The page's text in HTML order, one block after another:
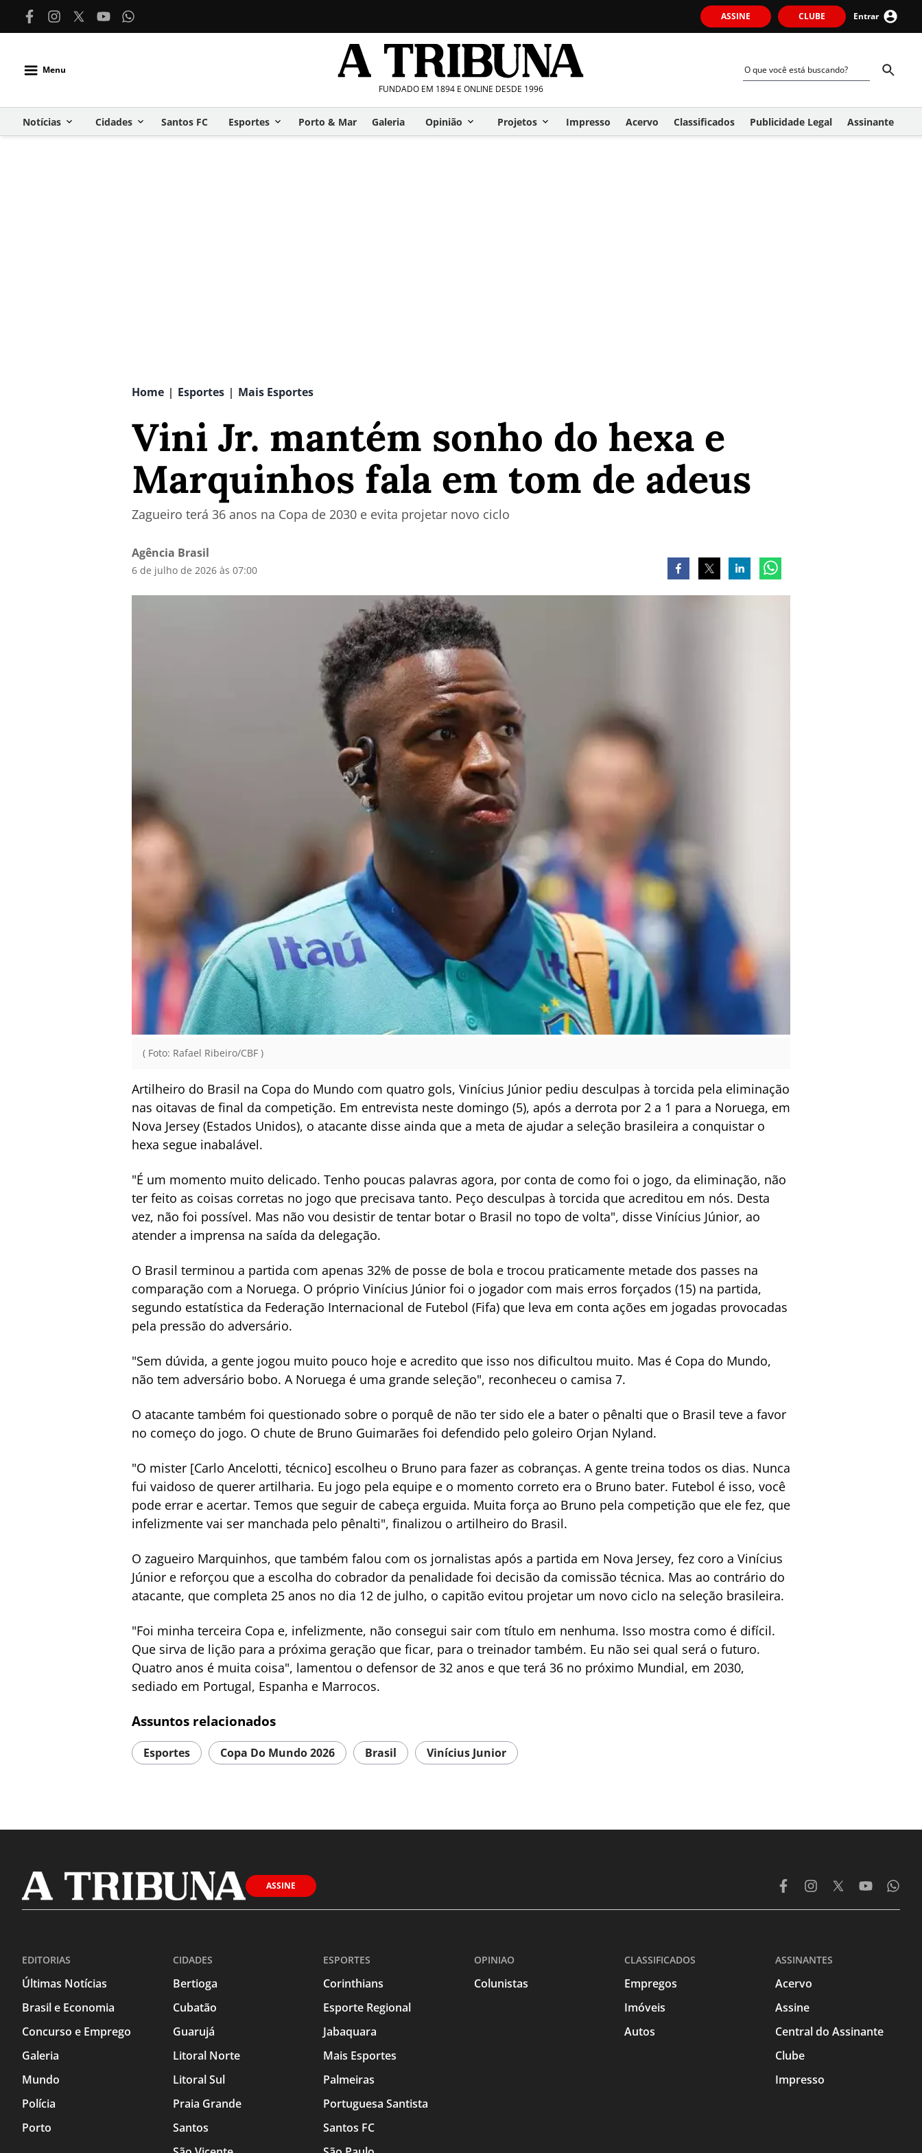
ASSINE CLUBE Entrar
Menu
FUNDADO EM 1894 E ONLINE DESDE 1996
Notícias Cidades Santos FC Esportes Porto & Mar Galeria Opinião Projetos Impresso Acervo Classificados Publicidade Legal Assinante
Home | Esportes | Mais Esportes
Vini Jr. mantém sonho do hexa e
Marquinhos fala em tom de adeus
Zagueiro terá 36 anos na Copa de 2030 e evita projetar novo ciclo
Agência Brasil
6 de julho de 2026 às 07:00
( Foto: Rafael Ribeiro/CBF )
Artilheiro do Brasil na Copa do Mundo com quatro gols, Vinícius Júnior pediu desculpas à torcida pela eliminação
nas oitavas de final da competição. Em entrevista neste domingo (5), após a derrota por 2 a 1 para a Noruega, em
Nova Jersey (Estados Unidos), o atacante disse ainda que a meta de ajudar a seleção brasileira a conquistar o
hexa segue inabalável.
"É um momento muito delicado. Tenho poucas palavras agora, por conta de como foi o jogo, da eliminação, não
ter feito as coisas corretas no jogo que precisava tanto. Peço desculpas à torcida que acreditou em nós. Desta
vez, não foi possível. Mas não vou desistir de tentar botar o Brasil no topo de volta", disse Vinícius Júnior, ao
atender a imprensa na saída da delegação.
O Brasil terminou a partida com apenas 32% de posse de bola e trocou praticamente metade dos passes na
comparação com a Noruega. O próprio Vinícius Júnior foi o jogador com mais erros forçados (15) na partida,
segundo estatística da Federação Internacional de Futebol (Fifa) que leva em conta ações em jogadas provocadas
pela pressão do adversário.
"Sem dúvida, a gente jogou muito pouco hoje e acredito que isso nos dificultou muito. Mas é Copa do Mundo,
não tem adversário bobo. A Noruega é uma grande seleção", reconheceu o camisa 7.
O atacante também foi questionado sobre o porquê de não ter sido ele a bater o pênalti que o Brasil teve a favor
no começo do jogo. O chute de Bruno Guimarães foi defendido pelo goleiro Orjan Nyland.
"O mister [Carlo Ancelotti, técnico] escolheu o Bruno para fazer as cobranças. A gente treina todos os dias. Nunca
fui vaidoso de querer artilharia. Eu jogo pela equipe e o momento correto era o Bruno bater. Futebol é isso, você
pode errar e acertar. Temos que seguir de cabeça erguida. Muita força ao Bruno pela competição que ele fez, que
infelizmente vai ser manchada pelo pênalti", finalizou o artilheiro do Brasil.
O zagueiro Marquinhos, que também falou com os jornalistas após a partida em Nova Jersey, fez coro a Vinícius
Júnior e reforçou que a escolha do cobrador da penalidade foi decisão da comissão técnica. Mas ao contrário do
atacante, que completa 25 anos no dia 12 de julho, o capitão evitou projetar um novo ciclo na seleção brasileira.
"Foi minha terceira Copa e, infelizmente, não consegui sair com título em nenhuma. Isso mostra como é difícil.
Que sirva de lição para a próxima geração que ficar, para o treinador também. Eu não sei qual será o futuro.
Quatro anos é muita coisa", lamentou o defensor de 32 anos e que terá 36 no próximo Mundial, em 2030,
sediado em Portugal, Espanha e Marrocos.
Assuntos relacionados
Esportes Copa Do Mundo 2026 Brasil Vinícius Junior
ASSINE
EDITORIAS
Últimas Notícias
Brasil e Economia
Concurso e Emprego
Galeria
Mundo
Polícia
Porto
CIDADES
Bertioga
Cubatão
Guarujá
Litoral Norte
Litoral Sul
Praia Grande
Santos
ESPORTES
Corinthians
Esporte Regional
Jabaquara
Mais Esportes
Palmeiras
Portuguesa Santista
Santos FC
OPINIAO
Colunistas
CLASSIFICADOS
Empregos
Imóveis
Autos
ASSINANTES
Acervo
Assine
Central do Assinante
Clube
Impresso